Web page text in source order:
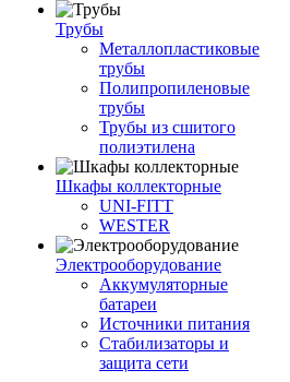
Трубы
Металлопластиковые
трубы
Полипропиленовые
трубы
Трубы из сшитого
полиэтилена
Шкафы коллекторные
UNI-FITT
WESTER
Электрооборудование
Аккумуляторные
батареи
Источники питания
Стабилизаторы и
защита сети